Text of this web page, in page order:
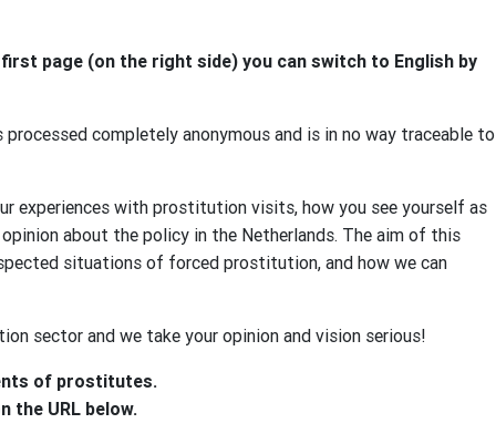
page (on the right side) you can switch to English by
completely anonymous and is in no way traceable to
experiences with prostitution visits, how you see yourself as
about the policy in the Netherlands. The aim of this
situations of forced prostitution, and how we can
sector and we take your opinion and vision serious!
of prostitutes.
the URL below.